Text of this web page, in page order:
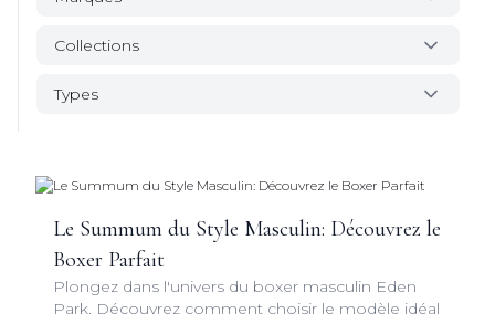
Le Summum du Style Masculin: Découvrez le
Boxer Parfait
Plongez dans l'univers du boxer masculin Eden
Park. Découvrez comment choisir le modèle idéal
Collections
Types